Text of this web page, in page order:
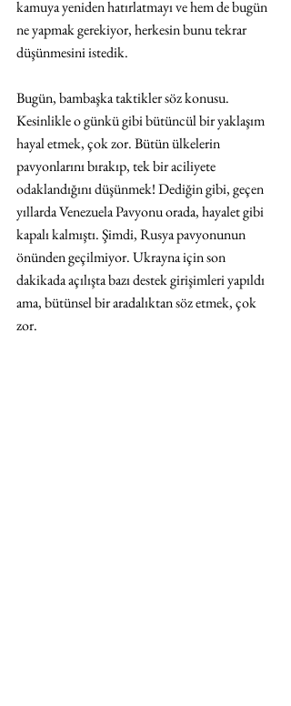
kamuya yeniden hatırlatmayı ve hem de bugün
ne yapmak gerekiyor, herkesin bunu tekrar
düşünmesini istedik.
Bugün, bambaşka taktikler söz konusu.
Kesinlikle o günkü gibi bütüncül bir yaklaşım
hayal etmek, çok zor. Bütün ülkelerin
pavyonlarını bırakıp, tek bir aciliyete
odaklandığını düşünmek! Dediğin gibi, geçen
yıllarda Venezuela Pavyonu orada, hayalet gibi
kapalı kalmıştı. Şimdi, Rusya pavyonunun
önünden geçilmiyor. Ukrayna için son
dakikada açılışta bazı destek girişimleri yapıldı
ama, bütünsel bir aradalıktan söz etmek, çok
zor.